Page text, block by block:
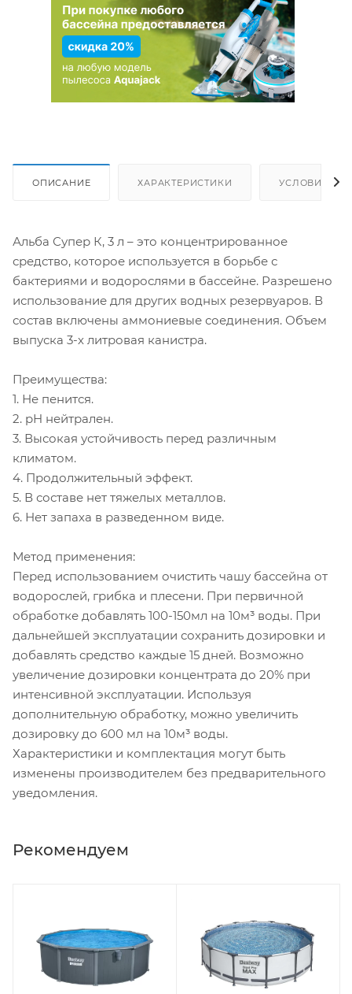
ОПИСАНИЕ ХАРАКТЕРИСТИКИ УСЛОВИЯ
Альба Супер К, 3 л – это концентрированное
средство, которое используется в борьбе с
бактериями и водорослями в бассейне. Разрешено
использование для других водных резервуаров. В
состав включены аммониевые соединения. Объем
выпуска 3-х литровая канистра.
Преимущества:
1. Не пенится.
2. pH нейтрален.
3. Высокая устойчивость перед различным
климатом.
4. Продолжительный эффект.
5. В составе нет тяжелых металлов.
6. Нет запаха в разведенном виде.
Метод применения:
Перед использованием очистить чашу бассейна от
водорослей, грибка и плесени. При первичной
обработке добавлять 100-150мл на 10м³ воды. При
дальнейшей эксплуатации сохранить дозировки и
добавлять средство каждые 15 дней. Возможно
увеличение дозировки концентрата до 20% при
интенсивной эксплуатации. Используя
дополнительную обработку, можно увеличить
дозировку до 600 мл на 10м³ воды.
Характеристики и комплектация могут быть
изменены производителем без предварительного
уведомления.
Рекомендуем